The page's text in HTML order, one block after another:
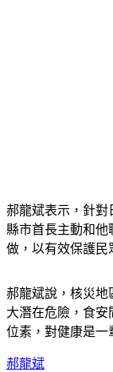
縣市首長主動和他
做，以有效保護民
大潛在危險，食安
位素，對健康是一
公投